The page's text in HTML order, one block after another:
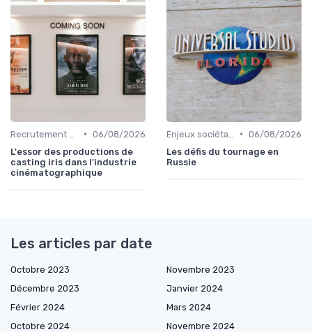
• 06/08/2026
L'essor des productions de
casting iris dans l'industrie
cinématographique
• 06/08/2026
Les défis du tournage en
Russie
Les articles par date
Octobre 2023
Novembre 2023
Décembre 2023
Janvier 2024
Février 2024
Mars 2024
Octobre 2024
Novembre 2024